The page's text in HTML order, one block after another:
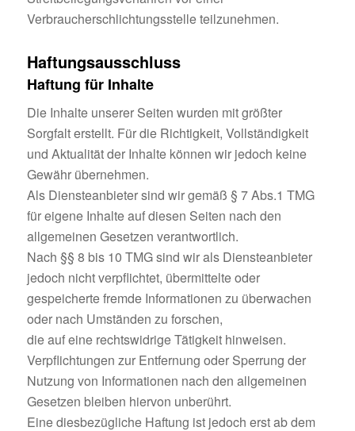
Verbraucherschlichtungsstelle teilzunehmen.
Haftungsausschluss
Haftung für Inhalte
Die Inhalte unserer Seiten wurden mit größter
Sorgfalt erstellt. Für die Richtigkeit, Vollständigkeit
und Aktualität der Inhalte können wir jedoch keine
Gewähr übernehmen.
Als Diensteanbieter sind wir gemäß § 7 Abs.1 TMG
für eigene Inhalte auf diesen Seiten nach den
allgemeinen Gesetzen verantwortlich.
Nach §§ 8 bis 10 TMG sind wir als Diensteanbieter
jedoch nicht verpflichtet, übermittelte oder
gespeicherte fremde Informationen zu überwachen
oder nach Umständen zu forschen,
die auf eine rechtswidrige Tätigkeit hinweisen.
Verpflichtungen zur Entfernung oder Sperrung der
Nutzung von Informationen nach den allgemeinen
Gesetzen bleiben hiervon unberührt.
Eine diesbezügliche Haftung ist jedoch erst ab dem